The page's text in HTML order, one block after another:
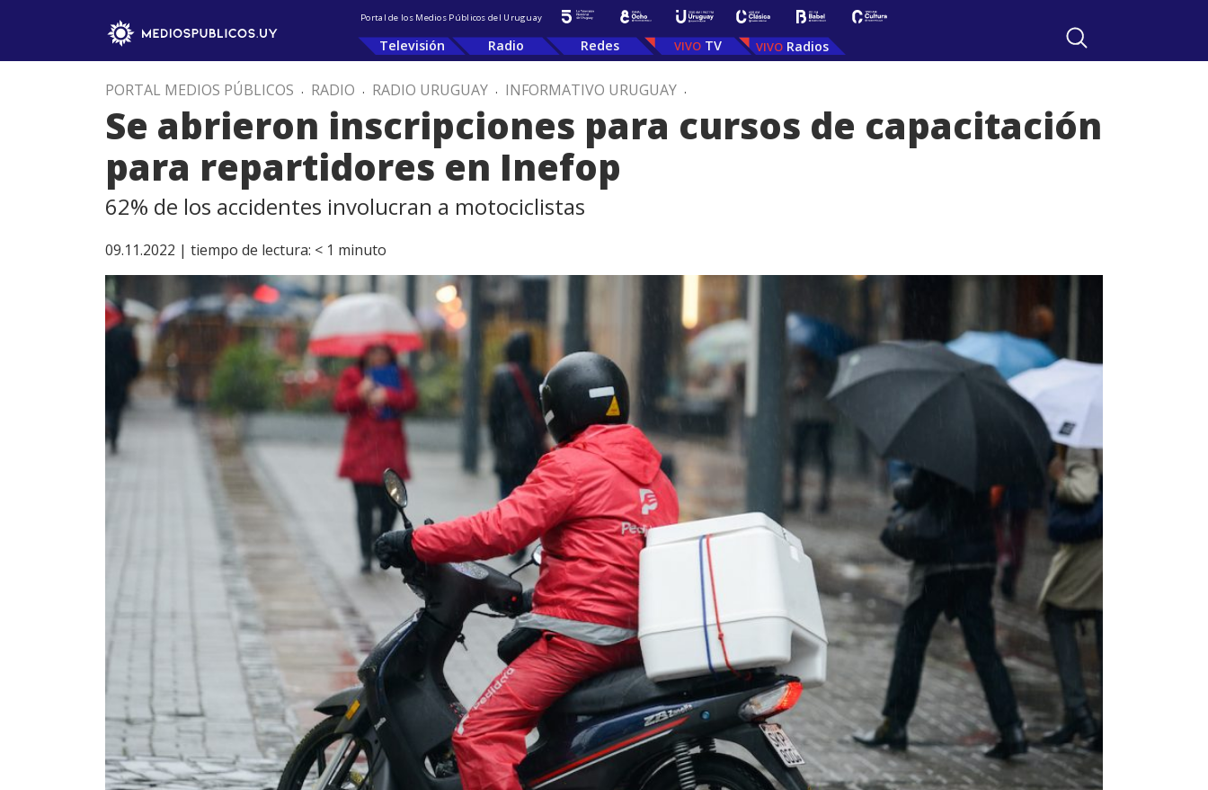
Portal de los Medios Públicos del Uruguay
Televisión Radio Redes TV Radios
PORTAL MEDIOS PÚBLICOS . RADIO . RADIO URUGUAY . INFORMATIVO URUGUAY .
Se abrieron inscripciones para cursos de capacitación
para repartidores en Inefop
62% de los accidentes involucran a motociclistas
09.11.2022 | tiempo de lectura: < 1 minuto